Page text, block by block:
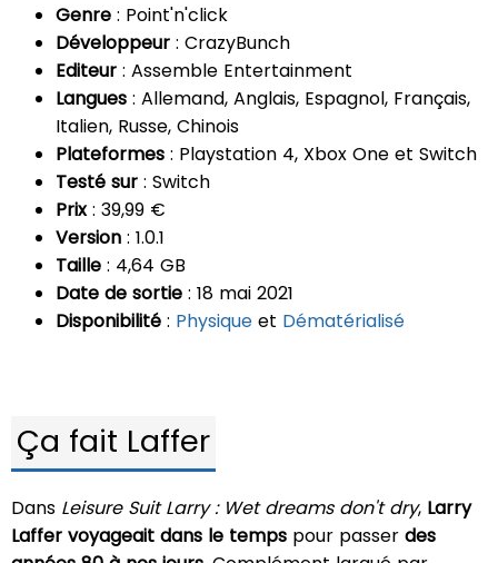
Genre : Point'n'click
Développeur : CrazyBunch
Editeur : Assemble Entertainment
Langues : Allemand, Anglais, Espagnol, Français,
Italien, Russe, Chinois
Plateformes : Playstation 4, Xbox One et Switch
Testé sur : Switch
Prix: 39,99 €
Version : 1.0.1
Taille : 4,64 GB
Date de sortie : 18 mai 2021
Disponibilité : Physique et Dématérialisé
Ça fait Laffer
Dans Leisure Suit Larry : Wet dreams don't dry, Larry
Laffer voyageait dans le temps pour passer des